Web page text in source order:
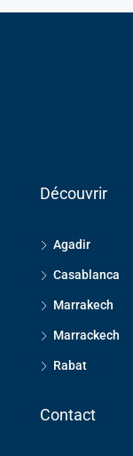
Découvrir
Agadir
Casablanca
Marrakech
Marrackech
Rabat
Contact